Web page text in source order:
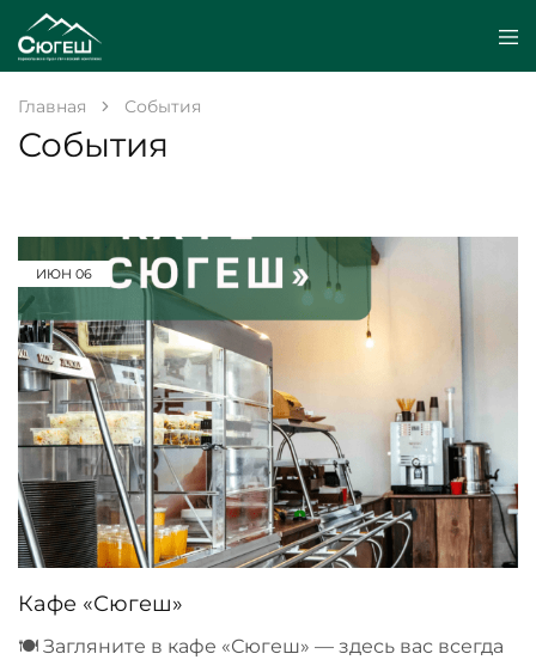
Главная События
События
ИЮН 06
Кафе «Сюгеш»
🍽 Загляните в кафе «Сюгеш» — здесь вас всегда